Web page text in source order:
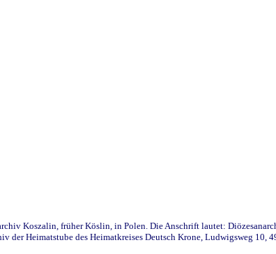
Koszalin, früher Köslin, in Polen. Die Anschrift lautet:
der Heimatstube des Heimatkreises Deutsch Krone, Ludwigsweg